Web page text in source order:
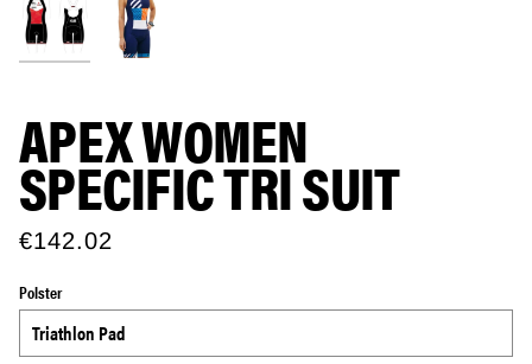
APEX WOMEN
SPECIFIC TRI SUIT
€142.02
Polster